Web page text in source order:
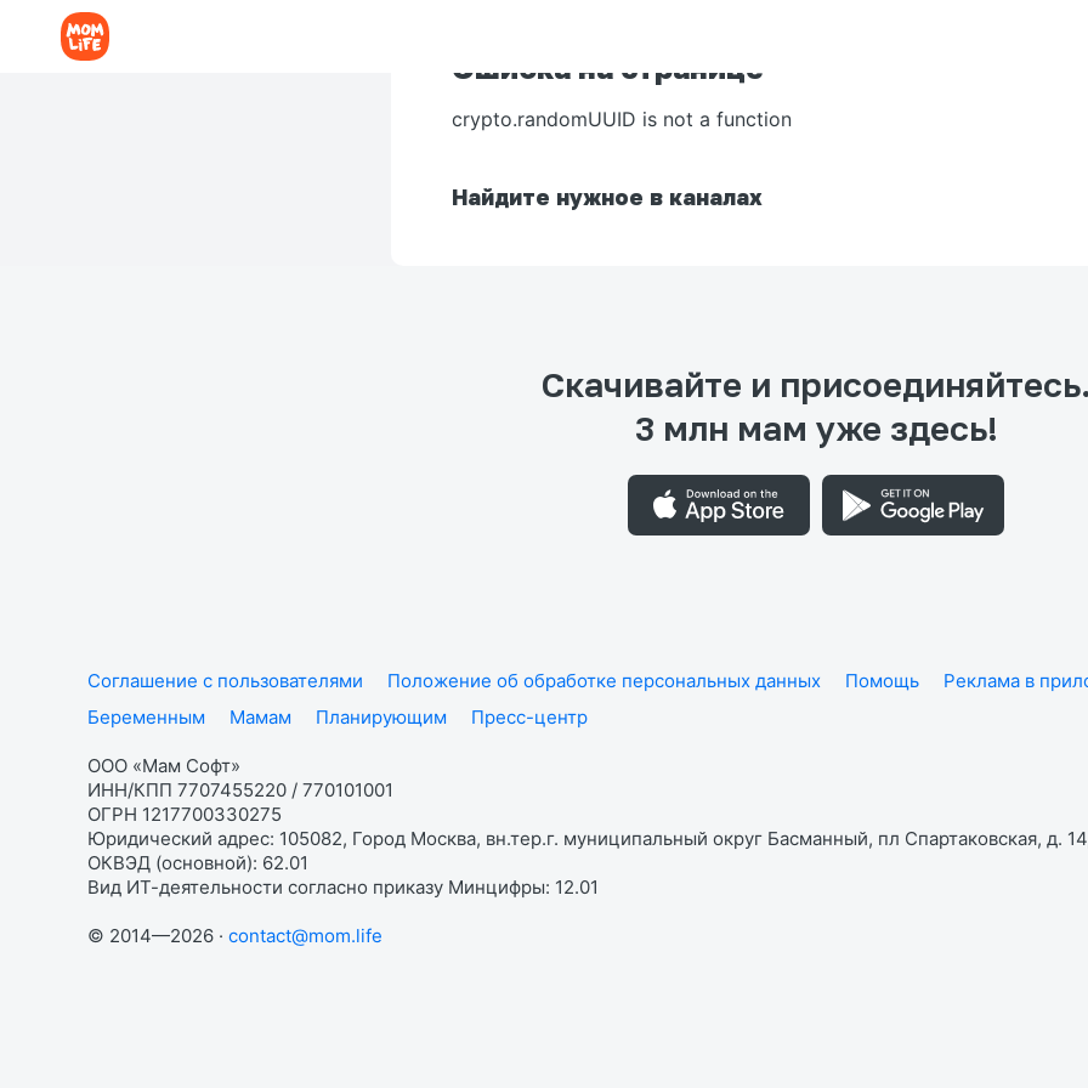
Ошибка на странице
crypto.randomUUID is not a function
Найдите нужное в каналах
Скачивайте и присоединяйтесь.
3 млн мам уже здесь!
Соглашение с пользователями Положение об обработке персональных данных Помощь Реклама в
Беременным
Мамам Планирующим Пресс-центр
ООО «Мам Софт»
ИНН/КПП 7707455220 / 770101001
ОГРН 1217700330275
Юридический адрес: 105082, Город Москва, вн.тер.г. муниципальный округ Басманный, пл Спартаковская, д.
ОКВЭД (основной): 62.01
Вид ИТ-деятельности согласно приказу Минцифры: 12.01
© 2014—2026 · contact@mom.life